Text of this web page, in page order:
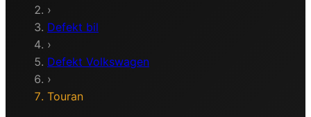
›
Defekt bil
›
Defekt Volkswagen
›
Touran